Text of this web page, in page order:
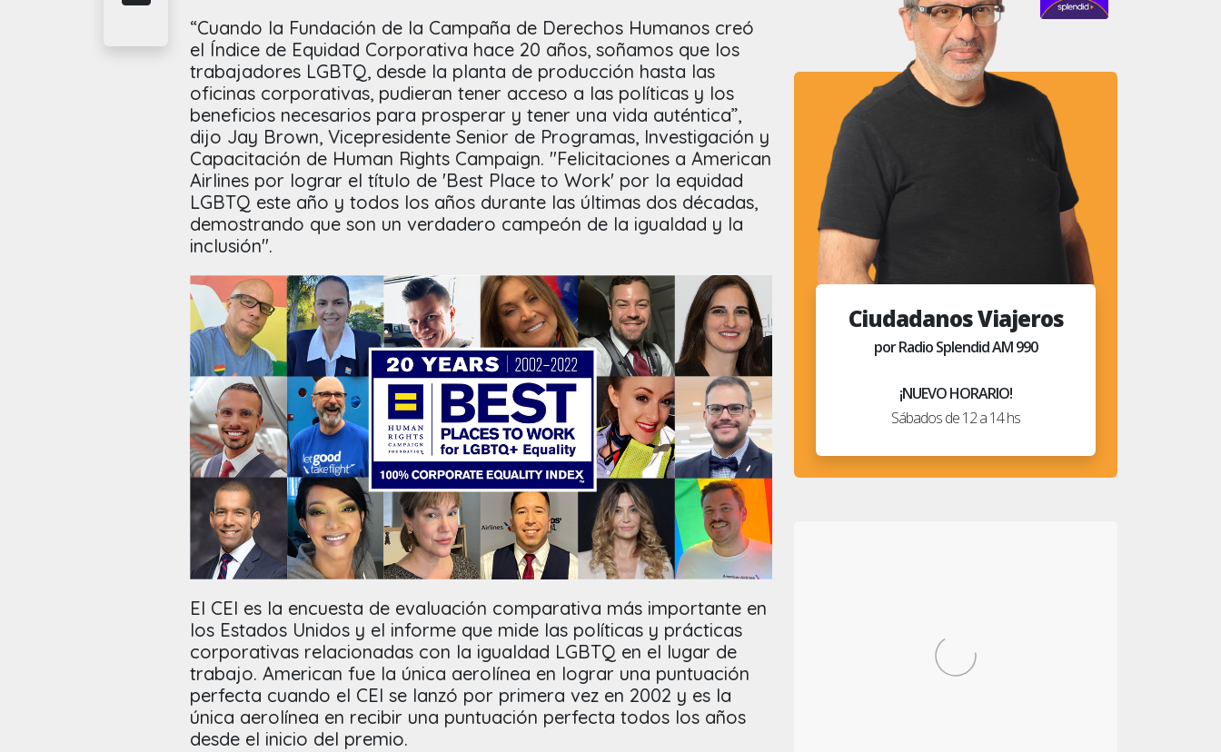
“Cuando la Fundación de la Campaña de Derechos Humanos creó
el Índice de Equidad Corporativa hace 20 años, soñamos que los
trabajadores LGBTQ, desde la planta de producción hasta las
oficinas corporativas, pudieran tener acceso a las políticas y los
beneficios necesarios para prosperar y tener una vida auténtica”,
dijo Jay Brown, Vicepresidente Senior de Programas, Investigación y
Capacitación de Human Rights Campaign. "Felicitaciones a American
Airlines por lograr el título de 'Best Place to Work' por la equidad
LGBTQ este año y todos los años durante las últimas dos décadas,
demostrando que son un verdadero campeón de la igualdad y la
inclusión".
El CEI es la encuesta de evaluación comparativa más importante en
los Estados Unidos y el informe que mide las políticas y prácticas
corporativas relacionadas con la igualdad LGBTQ en el lugar de
trabajo. American fue la única aerolínea en lograr una puntuación
perfecta cuando el CEI se lanzó por primera vez en 2002 y es la
única aerolínea en recibir una puntuación perfecta todos los años
desde el inicio del premio.
Ciudadanos Viajeros
por Radio Splendid AM 990
¡NUEVO HORARIO!
Sábados de 12 a 14 hs